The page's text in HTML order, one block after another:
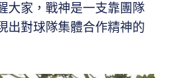
大家，戰神是一支靠團隊
出對球隊集體合作精神的